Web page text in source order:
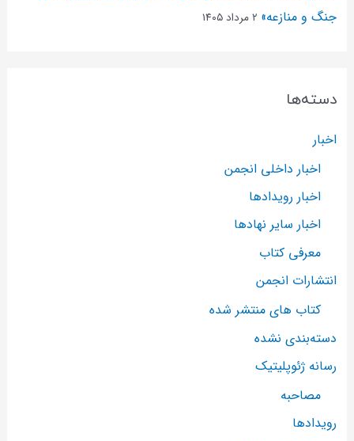
جنگ و منازعه» ۲ مرداد ۱۴۰۵
دسته‌ها
اخبار
اخبار داخلی انجمن
اخبار رویدادها
اخبار سایر نهادها
معرفی کتاب
انتشارات انجمن
کتاب های منتشر شده
دسته‌بندی نشده
رسانه ژئوپلیتیک
مصاحبه
رویدادها